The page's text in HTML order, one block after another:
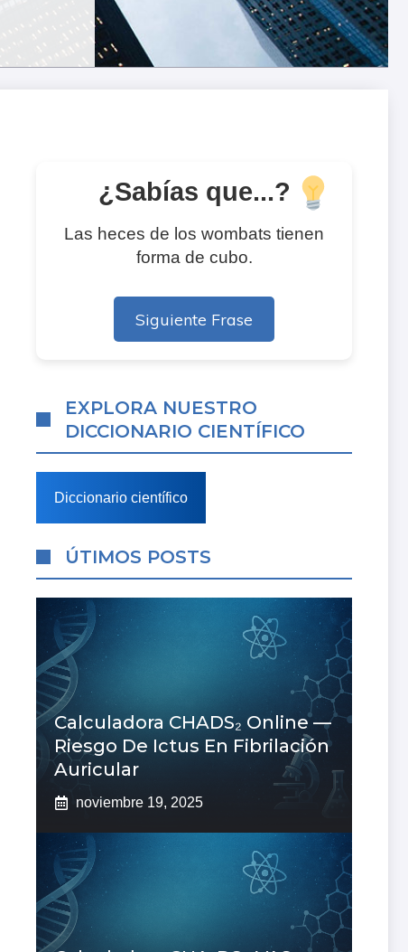
¿Sabías que...?
Las heces de los wombats tienen
forma de cubo.
Siguiente Frase
EXPLORA NUESTRO
DICCIONARIO CIENTÍFICO
Diccionario científico
ÚTIMOS POSTS
Calculadora CHADS₂ Online —
Riesgo De Ictus En Fibrilación
Auricular
noviembre 19, 2025